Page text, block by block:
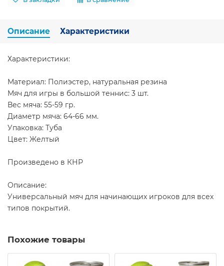
Описание Характеристики
Характеристики:
Материал: Полиэстер, натуральная резина
Мяч для игры в большой теннис: 3 шт.
Вес мяча: 55-59 гр.
Диаметр мяча: 64-66 мм.
Упаковка: Туба
Цвет: Желтый
Произведено в КНР
Описание:
Универсальный мяч для начинающих игроков для всех
типов покрытий.
Похожие товары